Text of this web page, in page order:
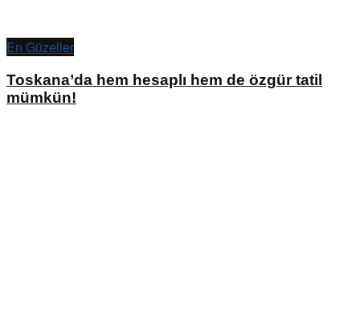
En Güzeller
Toskana’da hem hesaplı hem de özgür tatil
mümkün!